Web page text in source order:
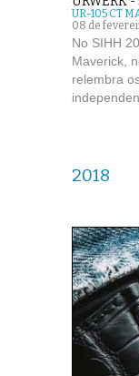
UR-105 CT
08 de
No SIHH
Maverick,
relembra
2018